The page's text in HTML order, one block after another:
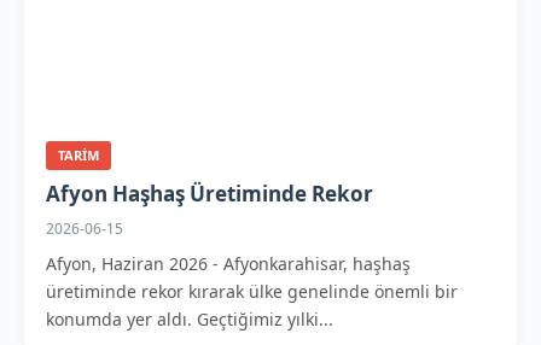
TARIM
Afyon Haşhaş Üretiminde Rekor
2026-06-15
Afyon, Haziran 2026 - Afyonkarahisar, haşhaş
üretiminde rekor kırarak ülke genelinde önemli bir
konumda yer aldı. Geçtiğimiz yılki...